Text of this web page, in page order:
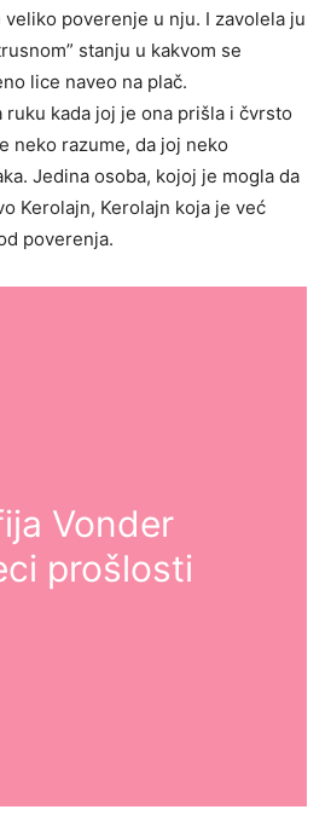
poverenje u nju. I zavolela ju
stanju u kakvom se
lice naveo na plač.
ruku kada joj je ona prišla i čvrsto
neko razume, da joj neko
Jedina osoba, kojoj je mogla da
Kerolajn, Kerolajn koja je već
poverenja.
Vonder
prošlosti